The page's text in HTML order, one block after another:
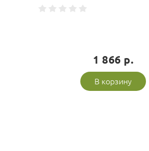
1 866 р.
В корзину